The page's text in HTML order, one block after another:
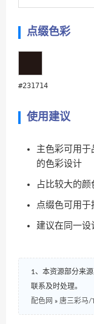
点缀色彩
#231714
使用建议
主色彩可用于
的色彩设计
占比较大的
点缀色可用
建议在同一设
1、本资源部分来
联系及时处理。
配色网 » 唐三彩马/